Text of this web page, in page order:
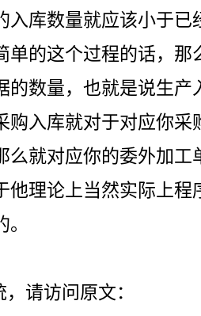
入库数量就应该小于已
单的这个过程的话，那
的数量，也就是说生产
购入库就对于对应你采
么就对应你的委外加工
他理论上当然实际上程
请访问原文：